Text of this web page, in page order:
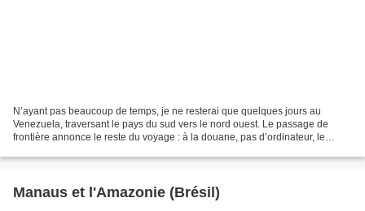
N’ayant pas beaucoup de temps, je ne resterai que quelques jours au
Venezuela, traversant le pays du sud vers le nord ouest. Le passage de
frontière annonce le reste du voyage : à la douane, pas d’ordinateur, le
Manaus et l'Amazonie (Brésil)